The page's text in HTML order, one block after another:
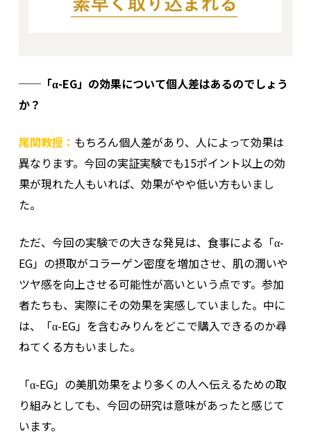
──「α-EG」の効果について個人差はあるのでしょう
か？
尾関教授： もちろん個人差があり、人によって効果は
異なります。今回の実証実験でも15ポイント以上の効
果が現れた人もいれば、効果がやや低い方もいまし
た。
ただ、今回の実験での大きな発見は、食事による「α-
EG」の摂取がコラーゲン密度を増加させ、肌の潤いや
ツヤ感を向上させる可能性が高いという点です。参加
者たちも、実際にその効果を実感していました。中に
は、「α-EG」を含むみりんをどこで購入できるのか尋
ねてくる方もいました。
「α-EG」の美肌効果をより多くの人へ伝えるための取
り組みとしても、今回の研究は意味があったと感じて
います。